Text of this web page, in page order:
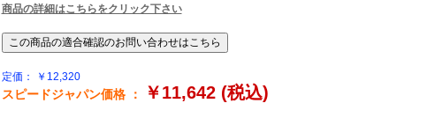
商品の詳細はこちらをクリック下さい
定価： ￥12,320
スピードジャパン価格 ： ￥11,642 (税込)